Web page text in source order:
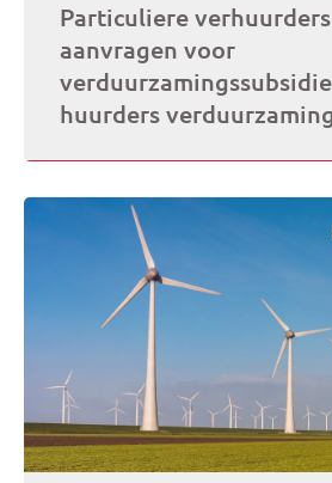
Particuliere
aanvragen voor
huurders